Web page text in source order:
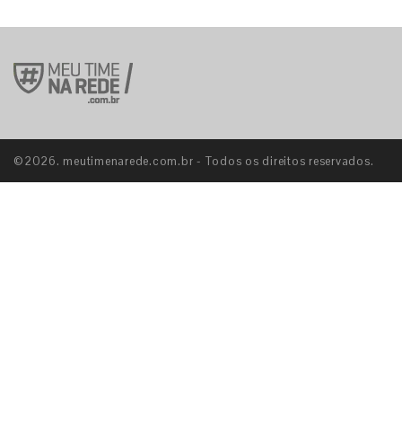
©2026. meutimenarede.com.br - Todos os direitos reservados.